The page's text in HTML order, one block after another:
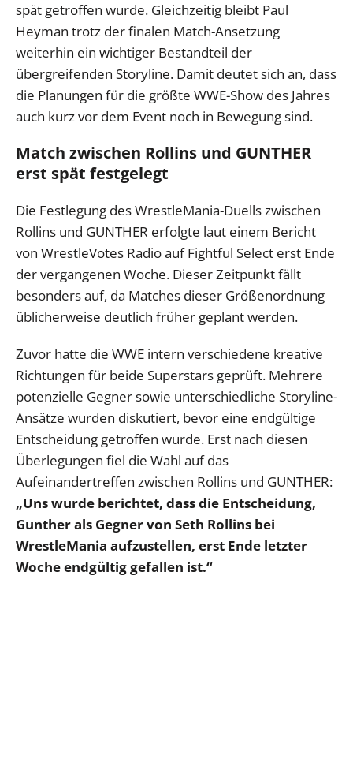
spät getroffen wurde. Gleichzeitig bleibt Paul
Heyman trotz der finalen Match-Ansetzung
weiterhin ein wichtiger Bestandteil der
übergreifenden Storyline. Damit deutet sich an, dass
die Planungen für die größte WWE-Show des Jahres
auch kurz vor dem Event noch in Bewegung sind.
Match zwischen Rollins und GUNTHER
erst spät festgelegt
Die Festlegung des WrestleMania-Duells zwischen
Rollins und GUNTHER erfolgte laut einem Bericht
von WrestleVotes Radio auf Fightful Select erst Ende
der vergangenen Woche. Dieser Zeitpunkt fällt
besonders auf, da Matches dieser Größenordnung
üblicherweise deutlich früher geplant werden.
Zuvor hatte die WWE intern verschiedene kreative
Richtungen für beide Superstars geprüft. Mehrere
potenzielle Gegner sowie unterschiedliche Storyline-
Ansätze wurden diskutiert, bevor eine endgültige
Entscheidung getroffen wurde. Erst nach diesen
Überlegungen fiel die Wahl auf das
Aufeinandertreffen zwischen Rollins und GUNTHER:
„Uns wurde berichtet, dass die Entscheidung,
Gunther als Gegner von Seth Rollins bei
WrestleMania aufzustellen, erst Ende letzter
Woche endgültig gefallen ist.“